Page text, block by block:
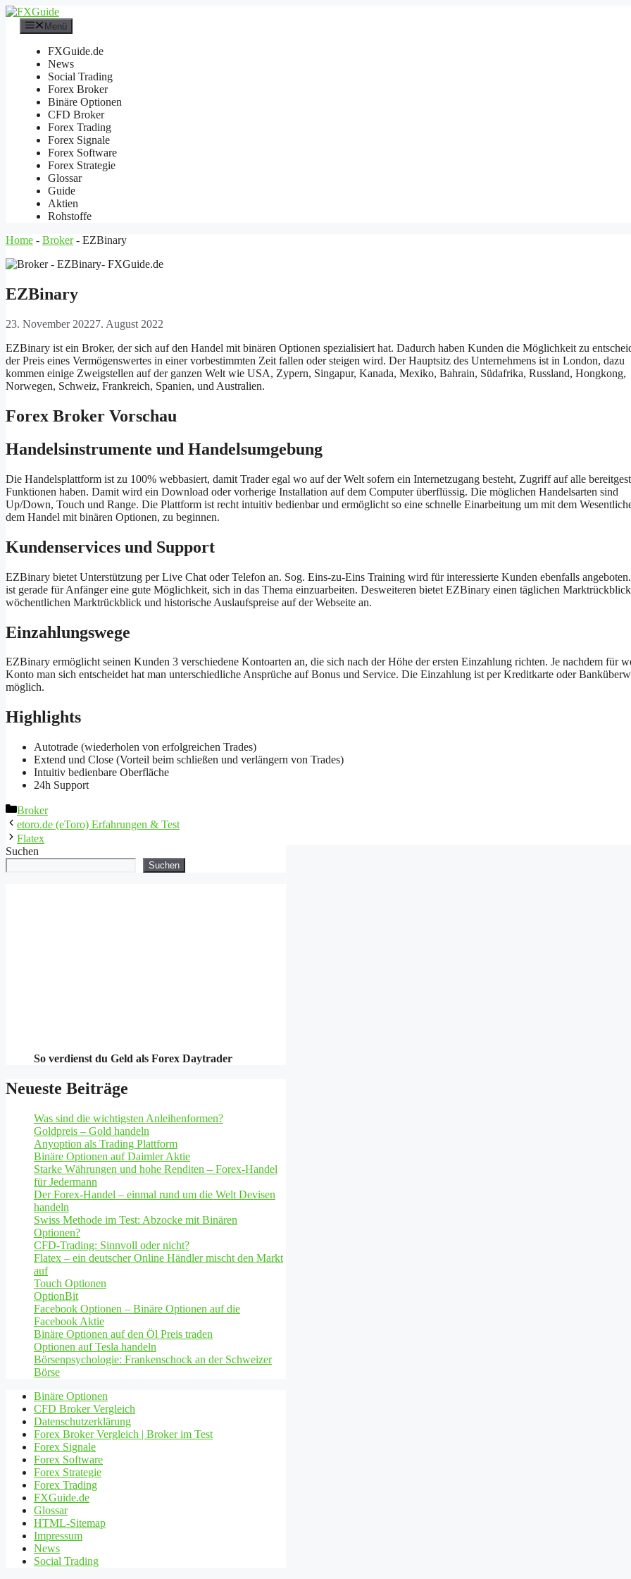
Zum
Inhalt
springen
Menü
FXGuide.de
News
Social Trading
Forex Broker
Binäre Optionen
CFD Broker
Forex Trading
Forex Signale
Forex Software
Forex Strategie
Glossar
Guide
Aktien
Rohstoffe
Home - Broker- EZBinary
EZBinary
23. November 20227. August 2022
EZBinary ist ein Broker, der sich auf den Handel mit binären Optionen spezialisiert hat. Dadurch haben Kunden die Möglichkeit zu
der Preis eines Vermögenswertes in einer vorbestimmten Zeit fallen oder steigen wird. Der Hauptsitz des Unternehmens ist in London, dazu
kommen einige Zweigstellen auf der ganzen Welt wie USA, Zypern, Singapur, Kanada, Mexiko, Bahrain, Südafrika, Russland, Hongkong,
Norwegen, Schweiz, Frankreich, Spanien, und Australien.
Forex Broker Vorschau
Handelsinstrumente und Handelsumgebung
Die Handelsplattform ist zu 100% webbasiert, damit Trader egal wo auf der Welt sofern ein Internetzugang besteht, Zugriff auf alle
Funktionen haben. Damit wird ein Download oder vorherige Installation auf dem Computer überflüssig. Die möglichen Handelsarten sind
Up/Down, Touch und Range. Die Plattform ist recht intuitiv bedienbar und ermöglicht so eine schnelle Einarbeitung um mit dem
dem Handel mit binären Optionen, zu beginnen.
Kundenservices und Support
EZBinary bietet Unterstützung per Live Chat oder Telefon an. Sog. Eins-zu-Eins Training wird für interessierte Kunden ebenfalls
ist gerade für Anfänger eine gute Möglichkeit, sich in das Thema einzuarbeiten. Desweiteren bietet EZBinary einen täglichen
wöchentlichen Marktrückblick und historische Auslaufspreise auf der Webseite an.
Einzahlungswege
EZBinary ermöglicht seinen Kunden 3 verschiedene Kontoarten an, die sich nach der Höhe der ersten Einzahlung richten. Je nachdem für
Konto man sich entscheidet hat man unterschiedliche Ansprüche auf Bonus und Service. Die Einzahlung ist per Kreditkarte oder
möglich.
Highlights
Autotrade (wiederholen von erfolgreichen Trades)
Extend und Close (Vorteil beim schließen und verlängern von Trades)
Intuitiv bedienbare Oberfläche
24h Support
Kategorien
Broker
etoro.de (eToro) Erfahrungen & Test
Flatex
Suchen
Suchen
So verdienst du Geld als Forex Daytrader
Neueste Beiträge
Was sind die wichtigsten Anleihenformen?
Goldpreis – Gold handeln
Anyoption als Trading Plattform
Binäre Optionen auf Daimler Aktie
Starke Währungen und hohe Renditen – Forex-Handel
für Jedermann
Der Forex-Handel – einmal rund um die Welt Devisen
handeln
Swiss Methode im Test: Abzocke mit Binären
Optionen?
CFD-Trading: Sinnvoll oder nicht?
Flatex – ein deutscher Online Händler mischt den Markt
auf
Touch Optionen
OptionBit
Facebook Optionen – Binäre Optionen auf die
Facebook Aktie
Binäre Optionen auf den Öl Preis traden
Optionen auf Tesla handeln
Börsenpsychologie: Frankenschock an der Schweizer
Börse
Binäre Optionen
CFD Broker Vergleich
Datenschutzerklärung
Forex Broker Vergleich | Broker im Test
Forex Signale
Forex Software
Forex Strategie
Forex Trading
FXGuide.de
Glossar
HTML-Sitemap
Impressum
News
Social Trading